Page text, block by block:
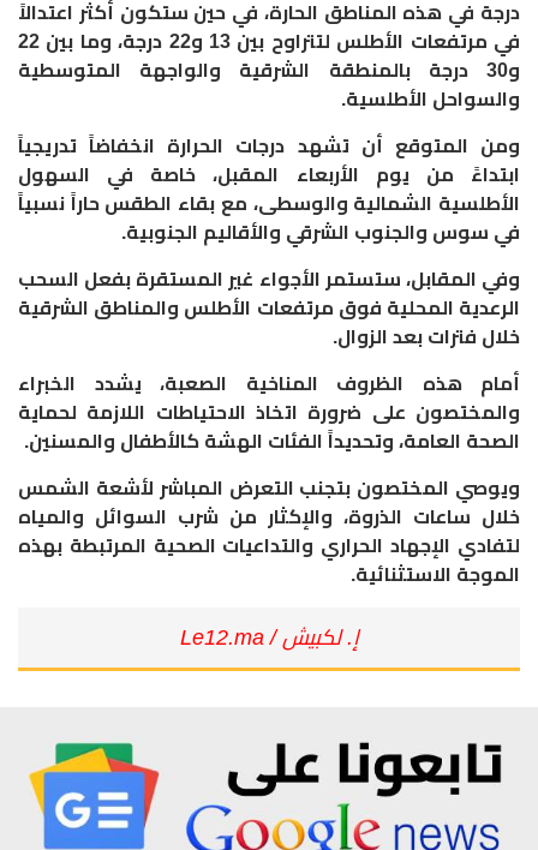
درجة في هذه المناطق الحارة، في حين ستكون أكثر اعتدالاً
في مرتفعات الأطلس لتتراوح بين 13 و22 درجة، وما بين 22
و30 درجة بالمنطقة الشرقية والواجهة المتوسطية
والسواحل الأطلسية.
​ومن المتوقع أن تشهد درجات الحرارة انخفاضاً تدريجياً
ابتداءً من يوم الأربعاء المقبل، خاصة في السهول
الأطلسية الشمالية والوسطى، مع بقاء الطقس حاراً نسبياً
في سوس والجنوب الشرقي والأقاليم الجنوبية.
وفي المقابل، ستستمر الأجواء غير المستقرة بفعل السحب
الرعدية المحلية فوق مرتفعات الأطلس والمناطق الشرقية
خلال فترات بعد الزوال.
​أمام هذه الظروف المناخية الصعبة، يشدد الخبراء
والمختصون على ضرورة اتخاذ الاحتياطات اللازمة لحماية
الصحة العامة، وتحديداً الفئات الهشة كالأطفال والمسنين.
ويوصي المختصون بتجنب التعرض المباشر لأشعة الشمس
خلال ساعات الذروة، والإكثار من شرب السوائل والمياه
لتفادي الإجهاد الحراري والتداعيات الصحية المرتبطة بهذه
الموجة الاستثنائية.
إ. لكبيش / Le12.ma